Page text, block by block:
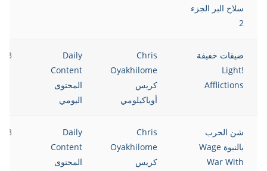
سلاح البر الجزء
2
ضيقات خفيفة
!Light
Afflictions
Chris
Oyakhilome
كريس
أوياكيلومي
Daily
Content
المحتوى
اليومي
شن الحرب
بالنبوة Wage
War With
Chris
Oyakhilome
كريس
Daily
Content
المحتوى